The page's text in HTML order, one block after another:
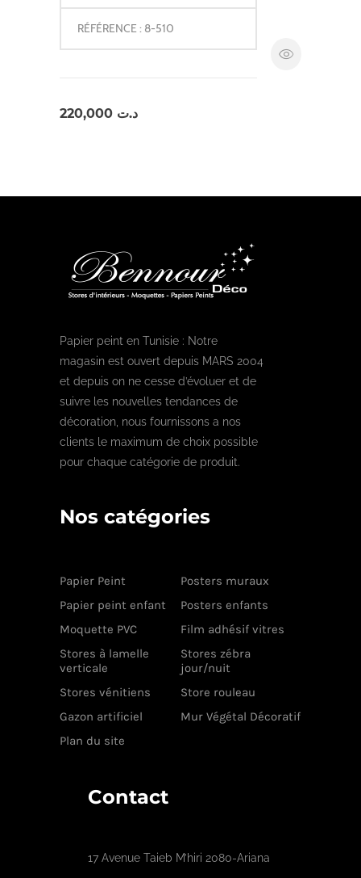
RÉFÉRENCE : 8-510
د.ت
Papier peint en Tunisie : Notre
magasin est ouvert depuis MARS 2004
et depuis on ne cesse d’évoluer et de
suivre les nouvelles tendances de
décoration, nous fournissons a nos
clients le maximum de choix possible
pour chaque catégorie de produit.
Nos catégories
Papier Peint
Posters muraux
Papier peint enfant
Posters enfants
Moquette PVC
Film adhésif vitres
Stores à lamelle
verticale
Stores zébra
jour/nuit
Stores vénitiens
Store rouleau
Gazon artificiel
Mur Végétal Décoratif
Plan du site
Contact
17 Avenue Taieb M’hiri 2080-Ariana